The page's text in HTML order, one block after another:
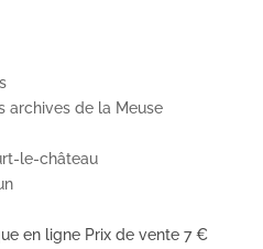
archives de la Meuse
le-château
en ligne Prix de vente 7 €